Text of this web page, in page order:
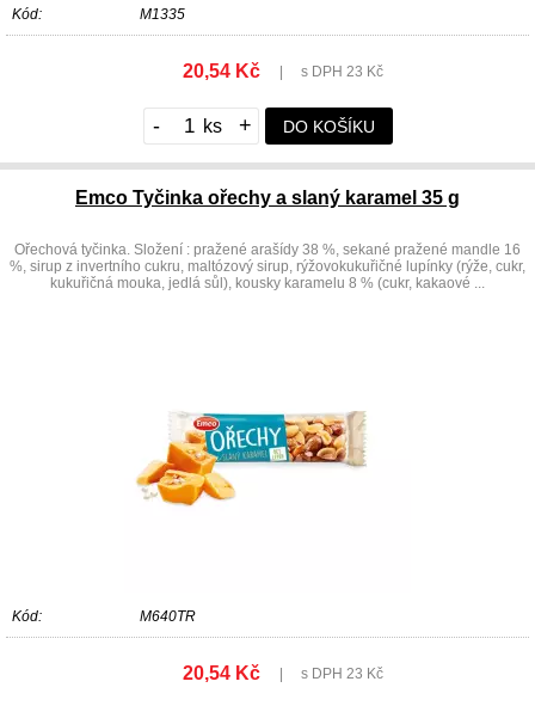
Kód: M1335
20,54 Kč s DPH 23 Kč
- + DO KOŠÍKU
Emco Tyčinka ořechy a slaný karamel 35 g
Ořechová tyčinka. Složení : pražené arašídy 38 %, sekané pražené mandle 16
%, sirup z invertního cukru, maltózový sirup, rýžovokukuřičné lupínky (rýže, cukr,
kukuřičná mouka, jedlá sůl), kousky karamelu 8 % (cukr, kakaové ...
Kód: M640TR
20,54 Kč s DPH 23 Kč